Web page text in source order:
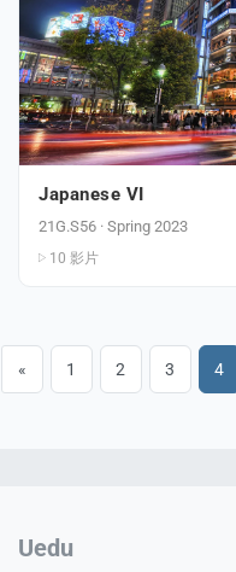
Japanese VI
21G.S56 · Spring 2023
10 影片
« 1 2 3 4
Uedu